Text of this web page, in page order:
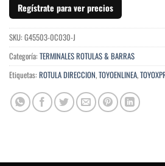
Regístrate para ver precios
SKU: G45503-0C030-J
Categoría: TERMINALES ROTULAS & BARRAS
Etiquetas: ROTULA DIRECCION,TOYOENLINEA,